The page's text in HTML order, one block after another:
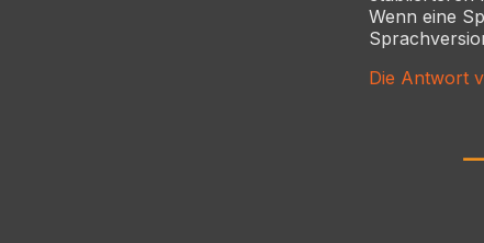
Wenn eine
Die Antwort